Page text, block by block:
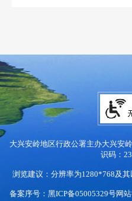
大兴安岭地区行政公署主办大兴安
识码：
浏览建议：分辨率为1280*768及其
备案序号：黑ICP备05005329号网